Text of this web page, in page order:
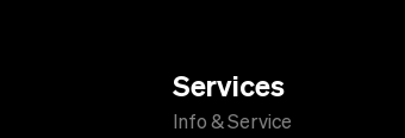
Services
Info & Service